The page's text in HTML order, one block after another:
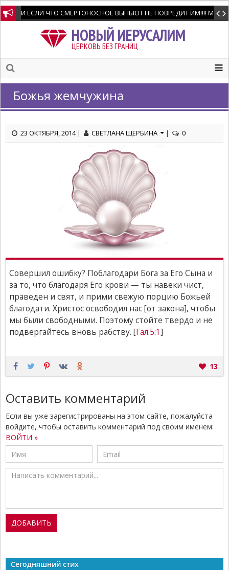
И ЕСЛИ ЧТО СМЕРТОНОСНОЕ ВЫПЬЮТ НЕ ПОВРЕДИТ ИМ!!!! Мне
НОВЫЙ ИЕРУСАЛИМ
ЦЕРКОВЬ БЕЗ ГРАНИЦ
Божья жемчужина
23 ОКТЯБРЯ, 2014| СВЕТЛАНА ЩЕРБИНА | 0
Совершил ошибку? Поблагодари Бога за Его Сына и
за то, что благодаря Его крови — ты навеки чист,
праведен и свят, и прими свежую порцию Божьей
благодати. Христос освободил нас [от закона], чтобы
мы были свободными. Поэтому стойте твердо и не
подвергайтесь вновь рабству. [Гал.5:1]
13
Оставить комментарий
Если вы уже зарегистрированы на этом сайте, пожалуйста
войдите, чтобы оставить комментарий под своим именем:
ВОЙТИ »
Сегодняшний стих